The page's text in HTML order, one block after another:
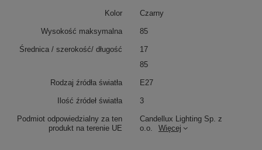
Podmiot odpowiedzialny za ten
produkt na terenie UE
Candellux Lighting Sp. z
o.o.
Więcej
Kolor Czarny
Wysokość maksymalna 85
Średnica / szerokość/ długość
17
85
Rodzaj źródła światła E27
Ilość źródeł światła 3